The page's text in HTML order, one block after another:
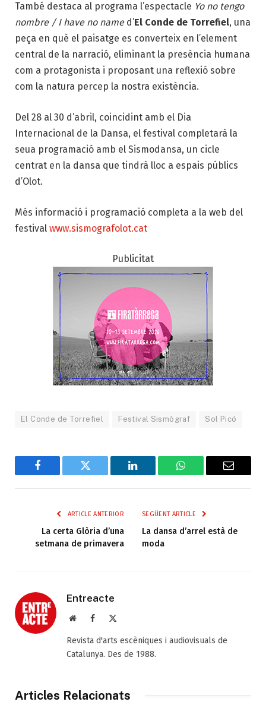
També destaca al programa l’espectacle Yo no tengo
nombre / I have no named’El Conde de Torrefiel, una
peça en què el paisatge es converteix en l’element
central de la narració, eliminant la presència humana
com a protagonista i proposant una reflexió sobre
com la natura percep la nostra existència.
Del 28 al 30 d’abril, coincidint amb el Dia
Internacional de la Dansa, el festival completarà la
seua programació amb el Sismodansa, un cicle
centrat en la dansa que tindrà lloc a espais públics
d’Olot.
Més informació i programació completa a la web del
festival www.sismografolot.cat
Publicitat
El Conde de Torrefiel Festival Sismògraf Sol Picó
Facebook Twitter LinkedIn WhatsAppEmail
ARTICLE ANTERIOR
La certa Glòria d’una
setmana de primavera
SEGÜENT ARTICLE
La dansa d’arrel està de
moda
Entreacte
Web Facebook
Revista d'arts escèniques i audiovisuals de
Catalunya. Des de 1988.
Articles Relacionats